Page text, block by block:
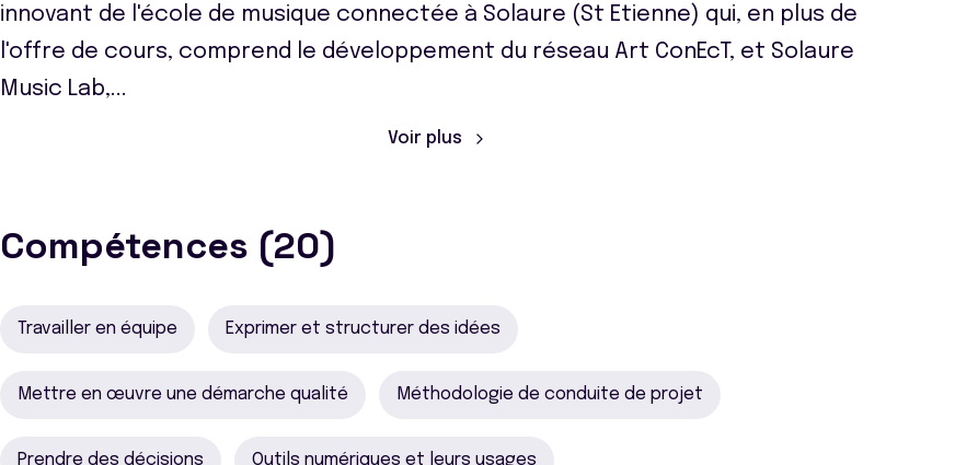
innovant de l'école de musique connectée à Solaure (St Etienne) qui, en plus de
l'offre de cours, comprend le développement du réseau Art ConEcT, et Solaure
Music Lab,...
Voir plus
Compétences (20)
Travailler en équipe Exprimer et structurer des idées
Mettre en œuvre une démarche qualité Méthodologie de conduite de projet
Prendre des décisions Outils numériques et leurs usages